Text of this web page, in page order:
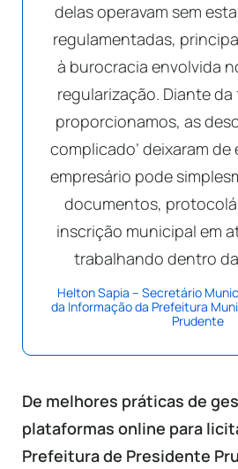
delas operavam sem
regulamentadas,
à burocracia envolvida
regularização. Diante
proporcionamos, as
complicado’ deixaram de
empresário pode
documentos,
inscrição municipal em
trabalhando dentro
Helton Sapia – Secretário
da Informação da Prefeitura
Prudente
De melhores práticas de
plataformas online para
Prefeitura de Presidente